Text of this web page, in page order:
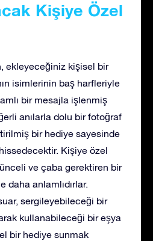
Kişiye Özel
ekleyeceğiniz kişisel bir
isimlerinin baş harfleriyle
bir mesajla işlenmiş
anılarla dolu bir fotoğraf
bir hediye sayesinde
Kişiye özel
ve çaba gerektiren bir
daha anlamlıdırlar.
sergileyebileceği bir
kullanabileceği bir eşya
bir hediye sunmak